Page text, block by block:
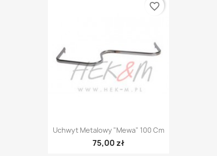
Uchwyt Metalowy "mewa" 100 Cm
75,00 zł
favorite_border